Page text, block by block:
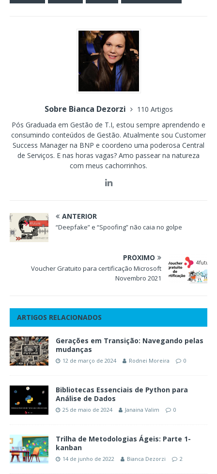
Sobre Bianca Dezorzi
110 Artigos
Pós Graduada em Gestão de T.I, estou sempre aprendendo e
consumindo conteúdos de Gestão. Atualmente sou Customer
Success Manager na BNP e coordeno uma poderosa Central
de Serviços. E nas horas vagas? Amo passear na natureza
com meus cachorrinhos.
ANTERIOR
“Deepfake” e “Spoofing” não caia no golpe
PRÓXIMO
Voucher Gratuito para certificação Microsoft
Novembro 2021
ARTIGOS RELACIONADOS
Gerações em Transição: Navegando pelas
mudanças
12 de março de 2024 Rodnei Moreira 0
Bibliotecas Essenciais de Python para
Análise de Dados
25 de maio de 2024 Janaina Valim 0
Trilha de Metodologias Ágeis: Parte 1-
kanban
14 de junho de 2022 Bianca Dezorzi 2